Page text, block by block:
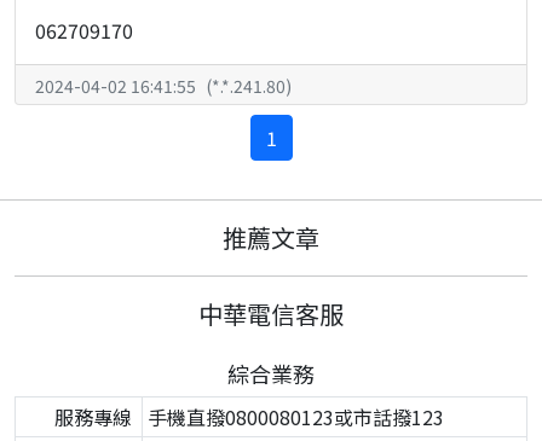
062709170
2024-04-02 16:41:55 (*.*.241.80)
1
推薦文章
中華電信客服
綜合業務
服務專線
手機直撥0800080123或市話撥123